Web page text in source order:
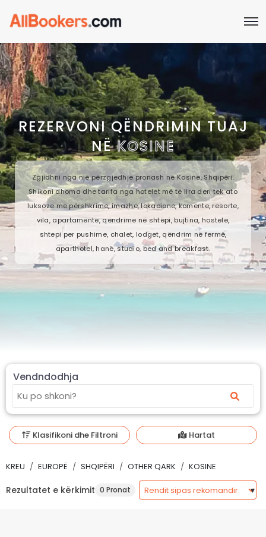
REZERVONI QËNDRIMIN TUAJ
NËKOSINE
Zgjidhni nga një përzgjedhje pronash në Kosine, Shqipëri.
Shikoni dhoma dhe tarifa nga hotelet më të lira deri tek ato
luksoze me përshkrime, imazhe, lokacione, komente, resorte,
vila, apartamente, qëndrime në shtëpi, bujtina, hostele,
shtepi per pushime, chalet, lodget, qëndrim në fermë,
aparthotel, hanë, studio, bed and breakfast.
Vendndodhja
Klasifikoni dhe Filtroni Hartat
KREU EUROPË SHQIPËRI OTHER QARK KOSINE
Rezultatet e kërkimit 0 Pronat